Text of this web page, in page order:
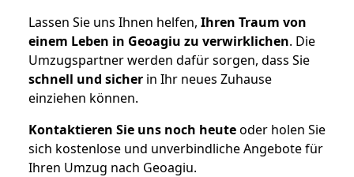
Lassen Sie uns Ihnen helfen, Ihren Traum von
einem Leben in Geoagiu zu verwirklichen. Die
Umzugspartner werden dafür sorgen, dass Sie
schnell und sicher in Ihr neues Zuhause
einziehen können.
Kontaktieren Sie uns noch heuteoder holen Sie
sich kostenlose und unverbindliche Angebote für
Ihren Umzug nach Geoagiu.